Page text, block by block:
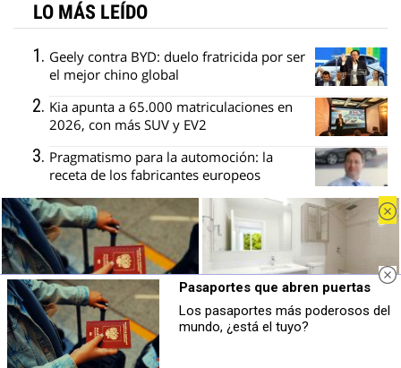
LO MÁS LEÍDO
Geely contra BYD: duelo fratricida por ser
el mejor chino global
Kia apunta a 65.000 matriculaciones en
2026, con más SUV y EV2
Pragmatismo para la automoción: la
receta de los fabricantes europeos
Bruselas cambia el arancel del Tavascan
por un precio mínimo y un cupo
Stellantis y Mercedes descartan dos
gigafactorías en Italia y Alemania
Pasaportes que abren puertas
Los pasaportes más poderosos del
mundo, ¿está el tuyo?
¿Conocías estos 5 consejos?
Consejos infalibles para eliminar la
Pasaportes que abren puertas
Los pasaportes más poderosos del
mundo, ¿está el tuyo?